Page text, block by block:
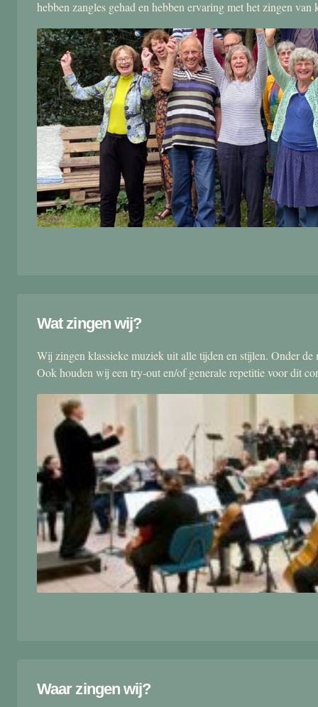
hebben zangles gehad en hebben ervaring met het zingen van
Wat zingen wij?
Wij zingen klassieke muziek uit alle tijden en stijlen. Onder
Ook houden wij een try-out en/of generale repetitie voor dit
Waar zingen wij?